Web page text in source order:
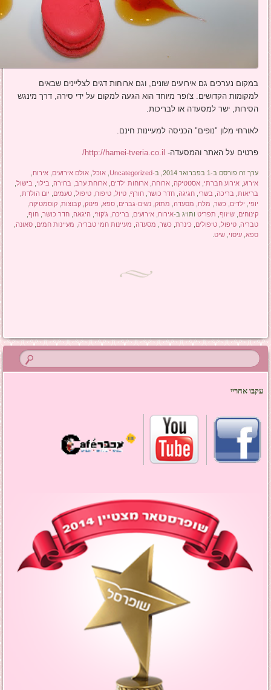
במקום נערכים גם אירועים שונים, וגם ארוחות דגים לצליינים שבאים
למקומות הקדושים. צ'ופר מיוחד הוא הגעה למקום על ידי סירה, דרך מינגש
הסירות, ישר למסעדה או לבריכות.
לאורחי מלון "נופים" הכניסה למעיינות חינם.
פרטים על האתר והמסעדה- http://hamei-tveria.co.il/
ערך זה פורסם ב-1 בפברואר 2014, ב- Uncategorized
,אוכל ,אולם אירועים ,אירוח
אירוע ,אירוע חברתי ,אסטטיקה ,ארוחה ,ארוחות ילדים ,ארוחת ערב בחירה בילוי בישול
בריאות בריכה בשרי ,חגיגה ,חדר כושר ,חורף ,טיול ,טיפוח ,טיפול ,טעמים יום הולדת
יופי
ילדים כשר מלח מסעדה מתוק ,נשים-גברים ,ספא פינוק ,קבוצות ,קוסמטיקה
קינוחים ,שיזוף תפריט ותויג ב-אירוח ,אירועים בריכה ג'קוזי היגאה ,חדר כושר ,חוף
טבריה ,טיפול ,טיפולים כינרת כשר מסעדה מעיינות חמי טבריה מעיינות חמים ,סאונה
ספא ,עיסוי ,שיט
עקבו אחריי